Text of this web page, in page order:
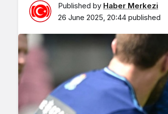
Published by Haber Merkezi
26 June 2025, 20:44 published